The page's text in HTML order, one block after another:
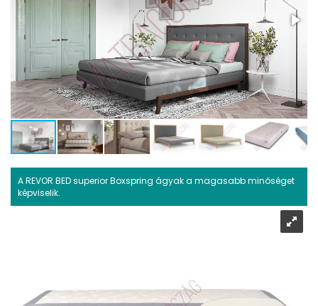
A REVOR BED superior Boxspring ágyak a magasabb minőséget
képviselik.